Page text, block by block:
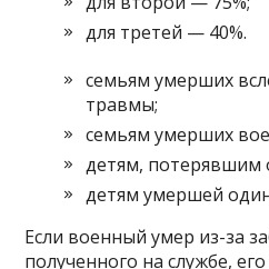
для третей — 40%.
семьям умерших
травмы;
семьям умерших
детям, потерявшим
детям умершей
Если военный умер из-за
полученного на службе,